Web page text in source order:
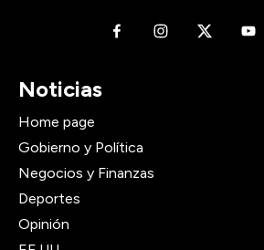
Noticias
Home page
Gobierno y Política
Negocios y Finanzas
Deportes
Opinión